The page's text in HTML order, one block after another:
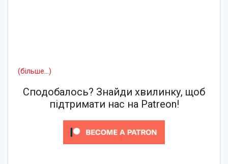
(більше…)
Сподобалось? Знайди хвилинку, щоб
підтримати нас на Patreon!